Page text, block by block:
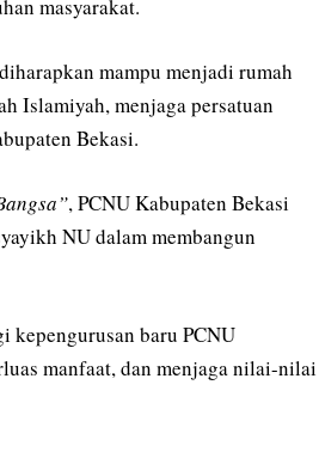
masyarakat.
mampu menjadi rumah
Islamiyah, menjaga persatuan
Bekasi.
, PCNU Kabupaten Bekasi
NU dalam membangun
kepengurusan baru PCNU
manfaat, dan menjaga nilai-nilai